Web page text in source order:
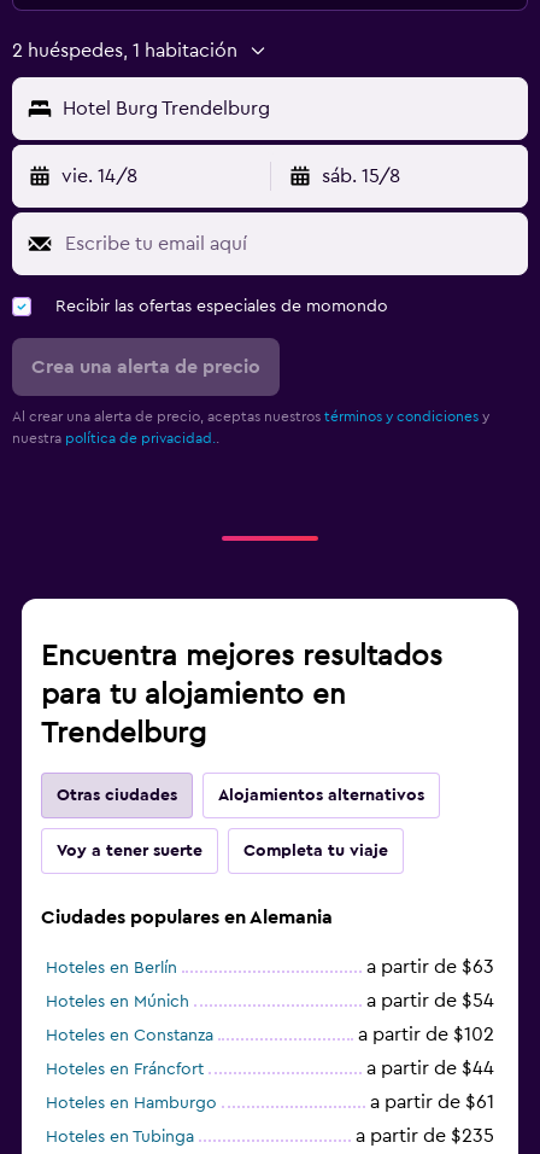
2 huéspedes, 1 habitación
Hotel Burg Trendelburg
vie. 14/8 sáb. 15/8
Recibir las ofertas especiales de momondo
Crea una alerta de precio
Al crear una alerta de precio, aceptas nuestros términos y condiciones y
nuestra política de privacidad.
Encuentra mejores resultados
para tu alojamiento en
Trendelburg
Otras ciudades Alojamientos alternativos
Voy a tener suerte Completa tu viaje
Ciudades populares en Alemania
Hoteles en Berlín a partir de $63
Hoteles en Múnich a partir de $54
Hoteles en Constanza a partir de $102
Hoteles en Fráncfort a partir de $44
Hoteles en Hamburgo a partir de $61
Hoteles en Tubinga a partir de $235